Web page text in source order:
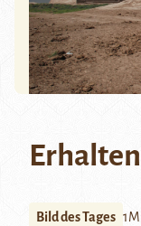
Bild des Tages